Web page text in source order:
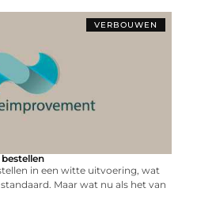
VERBOUWEN
in een witte uitvoering, wat
Maar wat nu als het van